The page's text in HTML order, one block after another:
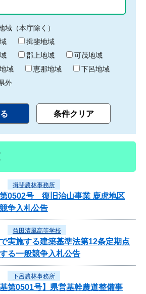
域（本庁除く）
揖斐地域
郡上地域
可茂地域
域
恵那地域
下呂地域
外
揖斐農林事務所
第0502号 復旧治山事業 鹿虎地区
争入札公告
益田清風高等学校
実施する建築基準法第12条定期点
る一般競争入札公告
下呂農林事務所
第0501号】県営基幹農道整備事